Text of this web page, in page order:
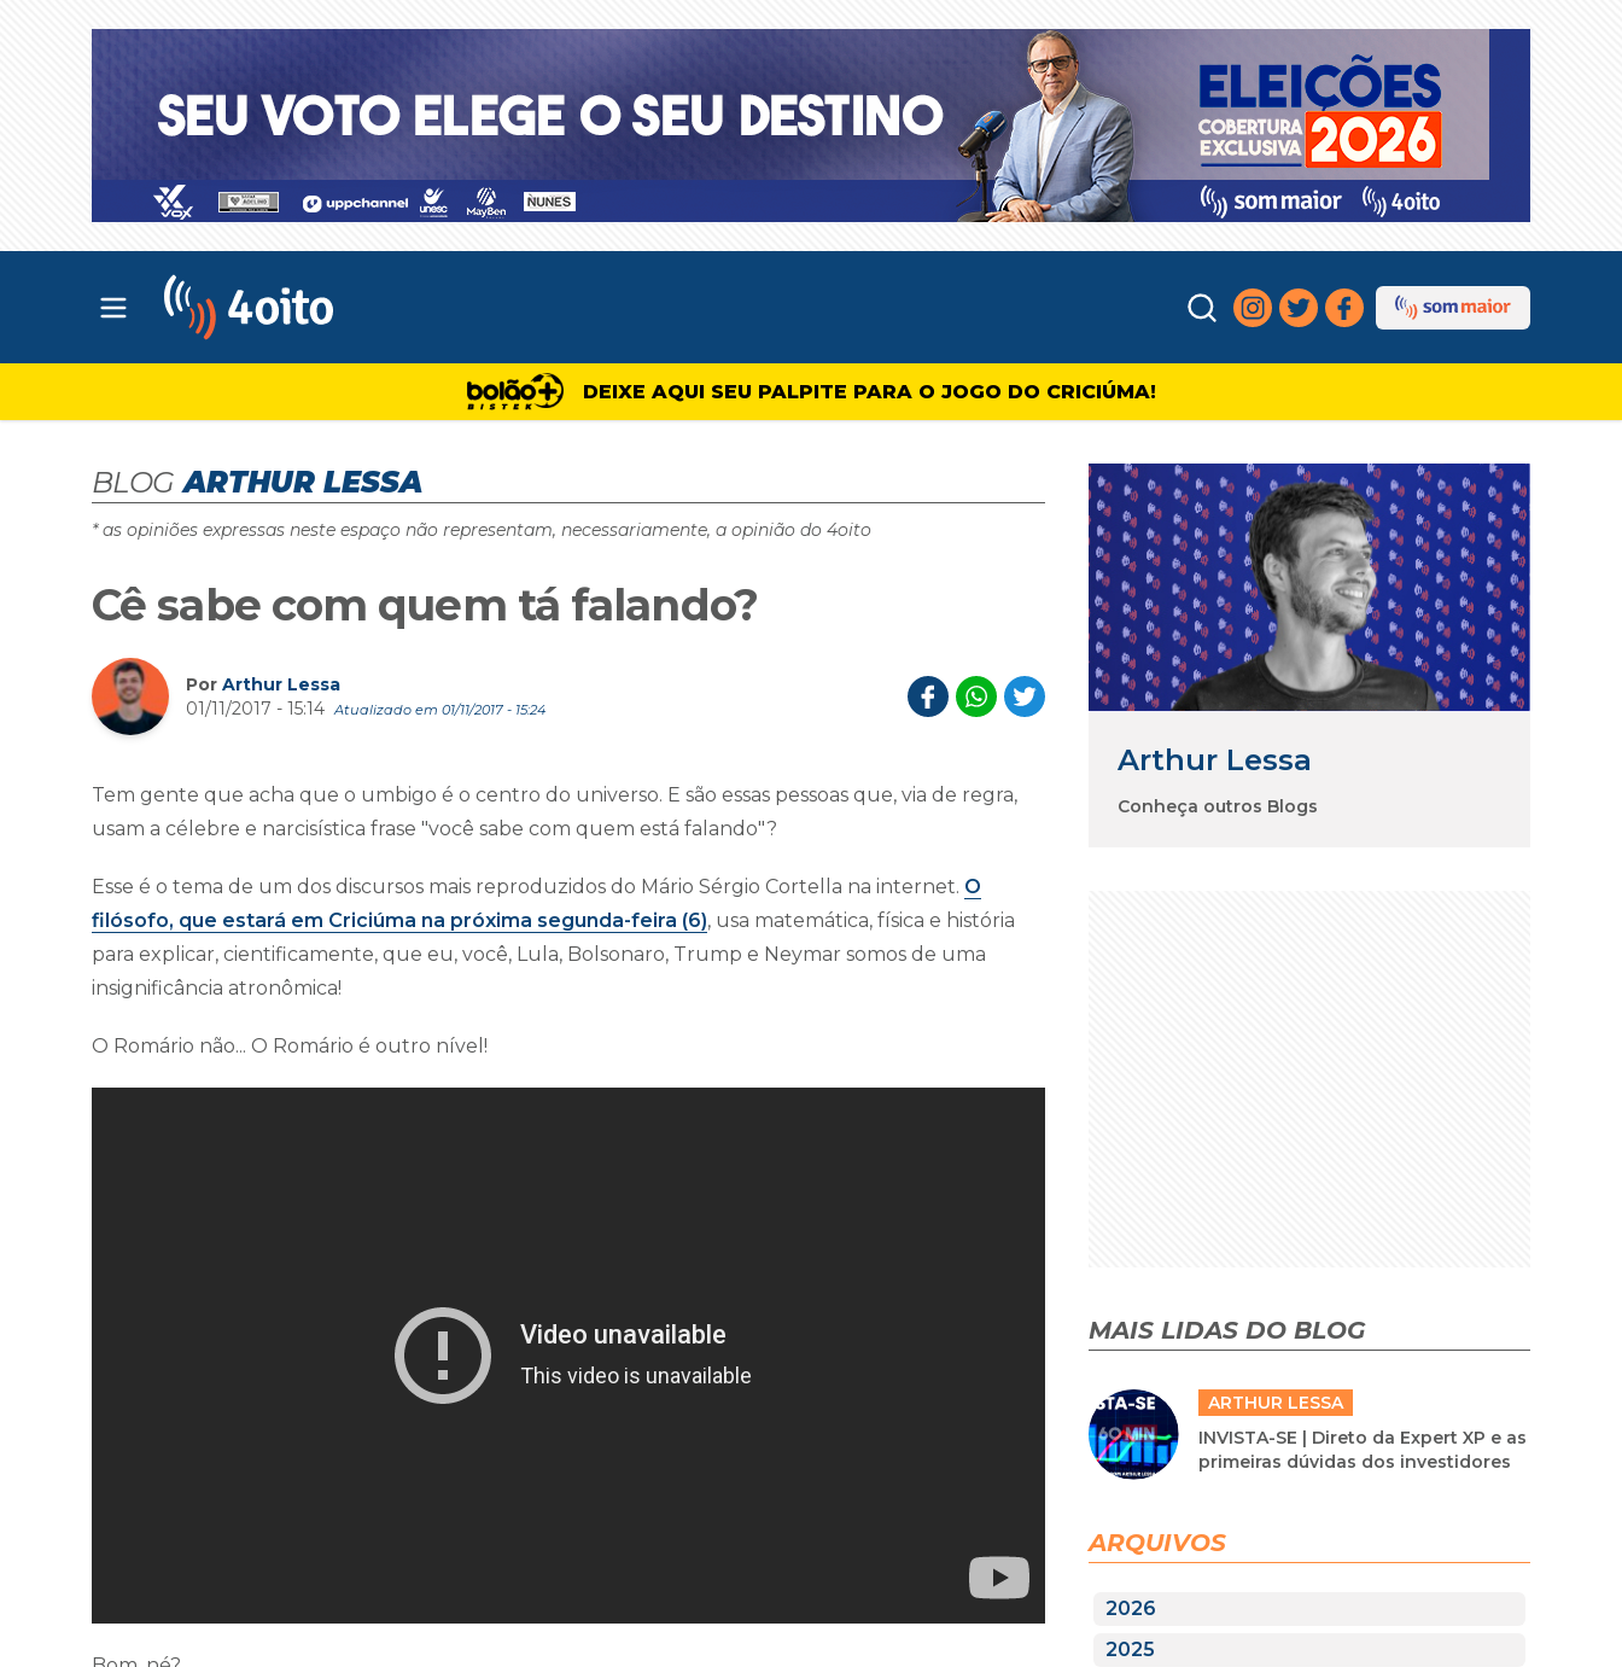
Abrir menu principal
DEIXE AQUI SEU PALPITE PARA O JOGO DO CRICIÚMA!
BLOG ARTHUR LESSA
* as opiniões expressas neste espaço não representam, necessariamente, a opinião do 4oito
Cê sabe com quem tá falando?
Por Arthur Lessa
01/11/2017 - 15:14 Atualizado em 01/11/2017 - 15:24
Tem gente que acha que o umbigo é o centro do universo. E são essas pessoas que, via de regra,
usam a célebre e narcisística frase "você sabe com quem está falando"?
Esse é o tema de um dos discursos mais reproduzidos do Mário Sérgio Cortella na internet. O
filósofo, que estará em Criciúma na próxima segunda-feira (6), usa matemática, física e história
para explicar, cientificamente, que eu, você, Lula, Bolsonaro, Trump e Neymar somos de uma
insignificância atronômica!
O Romário não... O Romário é outro nível!
Arthur Lessa
Conheça outros Blogs
MAIS LIDAS DO BLOG
ARTHUR LESSA
INVISTA-SE | Direto da Expert XP e as
primeiras dúvidas dos investidores
ARQUIVOS
2026
2025